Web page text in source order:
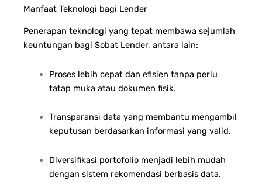
Manfaat Teknologi bagi Lender
Penerapan teknologi yang tepat membawa sejumlah
keuntungan bagi Sobat Lender, antara lain:
Proses lebih cepat dan efisien tanpa perlu
tatap muka atau dokumen fisik.
Transparansi data yang membantu mengambil
keputusan berdasarkan informasi yang valid.
Diversifikasi portofolio menjadi lebih mudah
dengan sistem rekomendasi berbasis data.